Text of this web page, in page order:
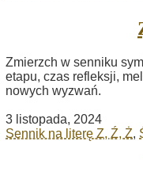
Zmierzch w senniku
etapu, czas refleksji,
nowych wyzwań.
3 listopada, 2024
Sennik na literę Z, Ź, Ż,